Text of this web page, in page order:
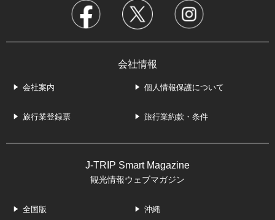
会社情報
会社案内 個人情報保護について
旅行業登録票 旅行業約款・条件
J-TRIP Smart Magazine
観光情報ウェブマガジン
全国版 沖縄